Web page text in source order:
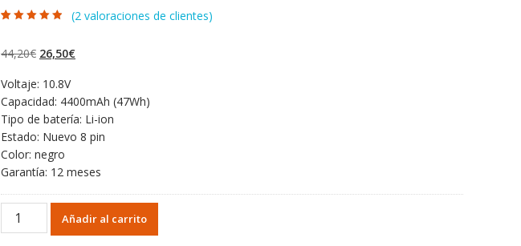
base a
valoraciones
(2 valoraciones de clientes)
44,20€ El
original
era:
44,20€.
26,50€El
es:
26,50€.
Voltaje: 10.8V
Capacidad: 4400mAh (47Wh)
Tipo de batería: Li-ion
Estado: Nuevo 8 pin
Color: negro
Garantía: 12 meses
Batería
Añadir al carrito